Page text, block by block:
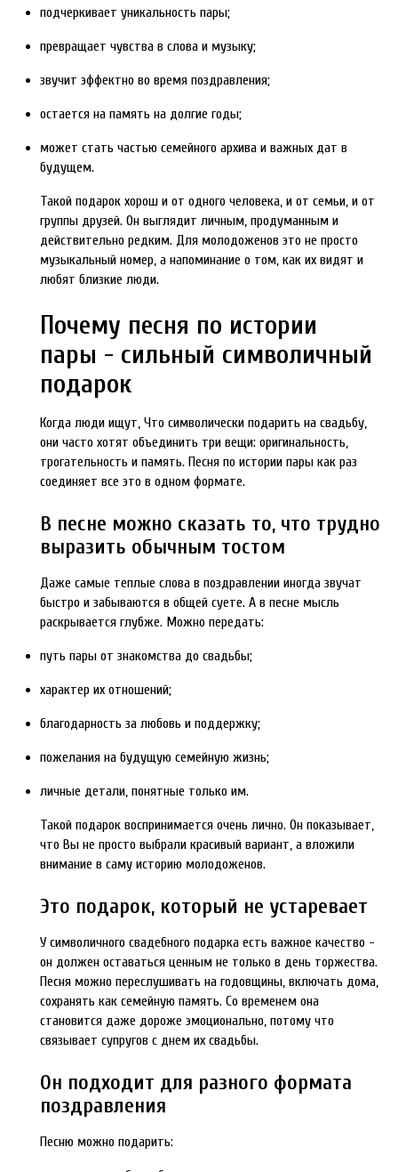
подчеркивает уникальность пары;
превращает чувства в слова и музыку;
звучит эффектно во время поздравления;
остается на память на долгие годы;
может стать частью семейного архива и важных дат в
будущем.
Такой подарок хорош и от одного человека, и от семьи, и от
группы друзей. Он выглядит личным, продуманным и
действительно редким. Для молодоженов это не просто
музыкальный номер, а напоминание о том, как их видят и
любят близкие люди.
Почему песня по истории
пары - сильный символичный
подарок
Когда люди ищут, Что символически подарить на свадьбу,
они часто хотят объединить три вещи: оригинальность,
трогательность и память. Песня по истории пары как раз
соединяет все это в одном формате.
В песне можно сказать то, что трудно
выразить обычным тостом
Даже самые теплые слова в поздравлении иногда звучат
быстро и забываются в общей суете. А в песне мысль
раскрывается глубже. Можно передать:
путь пары от знакомства до свадьбы;
характер их отношений;
благодарность за любовь и поддержку;
пожелания на будущую семейную жизнь;
личные детали, понятные только им.
Такой подарок воспринимается очень лично. Он показывает,
что Вы не просто выбрали красивый вариант, а вложили
внимание в саму историю молодоженов.
Это подарок, который не устаревает
У символичного свадебного подарка есть важное качество -
он должен оставаться ценным не только в день торжества.
Песня можно переслушивать на годовщины, включать дома,
сохранять как семейную память. Со временем она
становится даже дороже эмоционально, потому что
связывает супругов с днем их свадьбы.
Он подходит для разного формата
поздравления
Песню можно подарить: